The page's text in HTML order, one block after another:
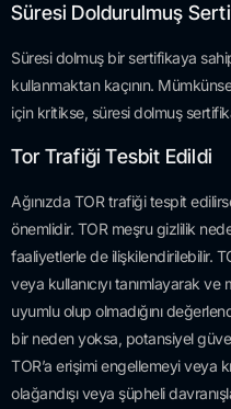
Süresi Doldurulmuş
Süresi dolmuş bir sertifikaya
kullanmaktan kaçının.
için kritikse, süresi dolmuş
Tor Trafiği Tesbit Edildi
Ağınızda TOR trafiği tespit
önemlidir. TOR meşru gizlilik
faaliyetlerle de ilişkilendirilebilir.
veya kullanıcıyı tanımlayarak
uyumlu olup olmadığını
bir neden yoksa, potansiyel
TOR’a erişimi engellemeyi veya
olağandışı veya şüpheli